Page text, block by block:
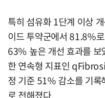
특히 섬유화 1단계 이상
이드 투약군에서 81.8%
63% 높은 개선 효과를 보
한 연속형 지표인
정 기준 51% 감소를 기록